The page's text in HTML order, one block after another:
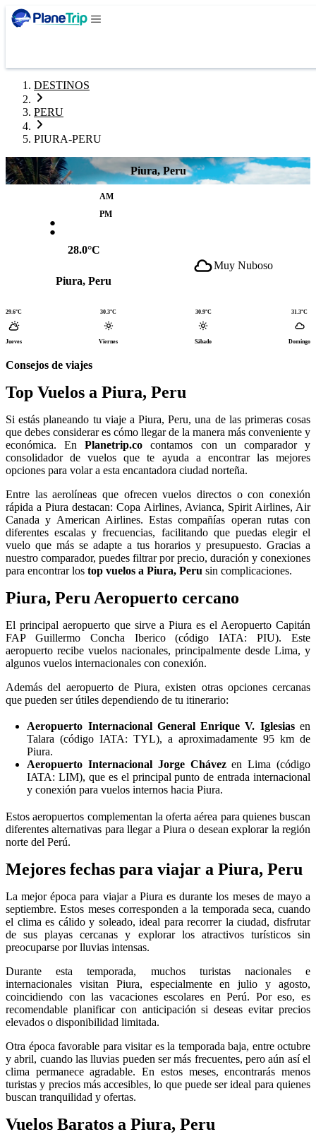
DESTINOS
PERU
PIURA-PERU
Piura, Peru
:
AM
PM
28.0°C
Piura, Peru
Muy Nuboso
29.6°C
Jueves
30.3°C
Viernes
30.9°C
Sábado
31.3°C
Domingo
Consejos de viajes
Top Vuelos a Piura, Peru
Si estás planeando tu viaje a Piura, Peru, una de las primeras cosas
que debes considerar es cómo llegar de la manera más conveniente y
económica. EnPlanetrip.co contamos con un comparador y
consolidador de vuelos que te ayuda a encontrar las mejores
opciones para volar a esta encantadora ciudad norteña.
Entre las aerolíneas que ofrecen vuelos directos o con conexión
rápida a Piura destacan: Copa Airlines, Avianca, Spirit Airlines, Air
Canada y American Airlines. Estas compañías operan rutas con
diferentes escalas y frecuencias, facilitando que puedas elegir el
vuelo que más se adapte a tus horarios y presupuesto. Gracias a
nuestro comparador, puedes filtrar por precio, duración y conexiones
para encontrar los top vuelos a Piura, Peru sin complicaciones.
Piura, Peru Aeropuerto cercano
El principal aeropuerto que sirve a Piura es el Aeropuerto Capitán
FAP Guillermo Concha Iberico (código IATA: PIU). Este
aeropuerto recibe vuelos nacionales, principalmente desde Lima, y
algunos vuelos internacionales con conexión.
Además del aeropuerto de Piura, existen otras opciones cercanas
que pueden ser útiles dependiendo de tu itinerario:
Aeropuerto Internacional General Enrique V. Iglesiasen
Talara (código IATA: TYL), a aproximadamente 95 km de
Piura.
Aeropuerto Internacional Jorge Chávezen Lima (código
IATA: LIM), que es el principal punto de entrada internacional
y conexión para vuelos internos hacia Piura.
Estos aeropuertos complementan la oferta aérea para quienes buscan
diferentes alternativas para llegar a Piura o desean explorar la región
norte del Perú.
Mejores fechas para viajar a Piura, Peru
La mejor época para viajar a Piura es durante los meses de mayo a
septiembre. Estos meses corresponden a la temporada seca, cuando
el clima es cálido y soleado, ideal para recorrer la ciudad, disfrutar
de sus playas cercanas y explorar los atractivos turísticos sin
preocuparse por lluvias intensas.
Durante esta temporada, muchos turistas nacionales e
internacionales visitan Piura, especialmente en julio y agosto,
coincidiendo con las vacaciones escolares en Perú. Por eso, es
recomendable planificar con anticipación si deseas evitar precios
elevados o disponibilidad limitada.
Otra época favorable para visitar es la temporada baja, entre octubre
y abril, cuando las lluvias pueden ser más frecuentes, pero aún así el
clima permanece agradable. En estos meses, encontrarás menos
turistas y precios más accesibles, lo que puede ser ideal para quienes
buscan tranquilidad y ofertas.
Vuelos Baratos a Piura, Peru